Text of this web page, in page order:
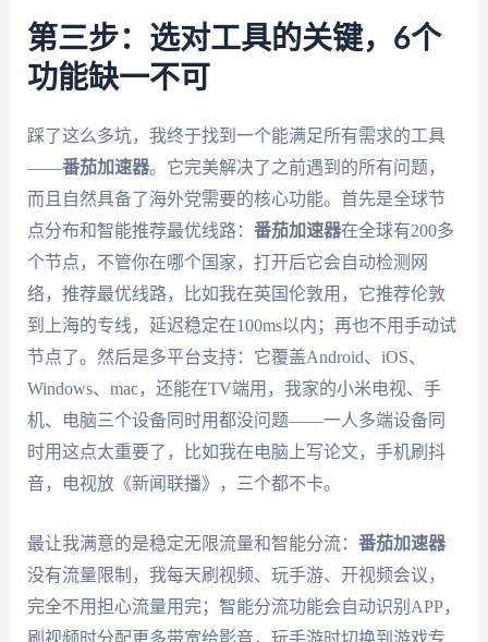
第三步：选对工具的关键，6个
功能缺一不可
踩了这么多坑，我终于找到一个能满足所有需求的工具
——番茄加速器。它完美解决了之前遇到的所有问题，
而且自然具备了海外党需要的核心功能。首先是全球节
点分布和智能推荐最优线路： 番茄加速器在全球有200多
个节点，不管你在哪个国家，打开后它会自动检测网
络，推荐最优线路，比如我在英国伦敦用，它推荐伦敦
到上海的专线，延迟稳定在100ms以内；再也不用手动试
节点了。然后是多平台支持：它覆盖Android、iOS、
Windows、mac，还能在TV端用，我家的小米电视、手
机、电脑三个设备同时用都没问题——一人多端设备同
时用这点太重要了，比如我在电脑上写论文，手机刷抖
音，电视放《新闻联播》，三个都不卡。
最让我满意的是稳定无限流量和智能分流： 番茄加速器
没有流量限制，我每天刷视频、玩手游、开视频会议，
完全不用担心流量用完；智能分流功能会自动识别APP，
刷视频时分配更多带宽给影音，玩手游时切换到游戏专